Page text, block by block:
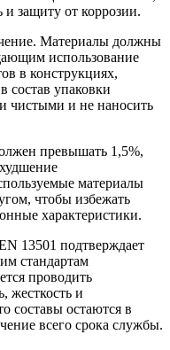
и защиту от коррозии.
Материалы должны
использование
в конструкциях,
состав упаковки
чистыми и не наносить
превышать 1,5%,
материалы
чтобы избежать
характеристики.
13501 подтверждает
стандартам
проводить
жесткость и
составы остаются в
всего срока службы.